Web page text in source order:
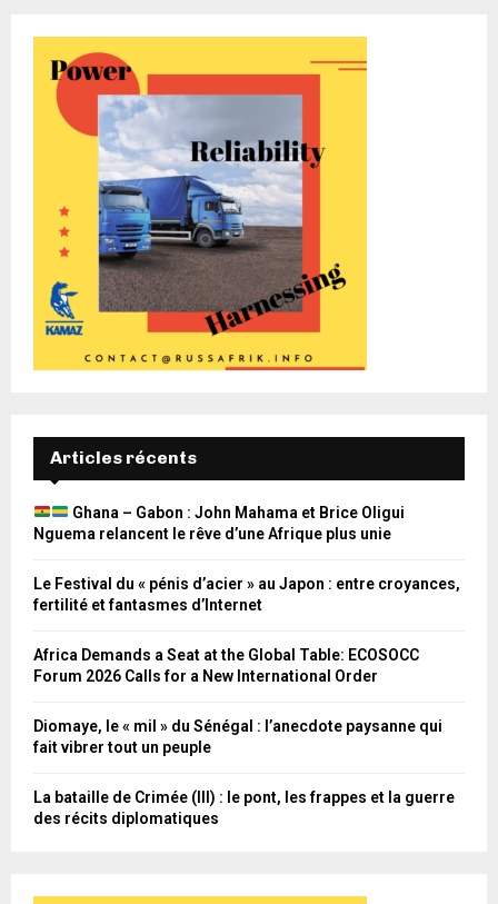
Articles récents
Ghana – Gabon : John Mahama et Brice Oligui
Nguema relancent le rêve d’une Afrique plus unie
Le Festival du « pénis d’acier » au Japon : entre croyances,
fertilité et fantasmes d’Internet
Africa Demands a Seat at the Global Table: ECOSOCC
Forum 2026 Calls for a New International Order
Diomaye, le « mil » du Sénégal : l’anecdote paysanne qui
fait vibrer tout un peuple
La bataille de Crimée (III) : le pont, les frappes et la guerre
des récits diplomatiques